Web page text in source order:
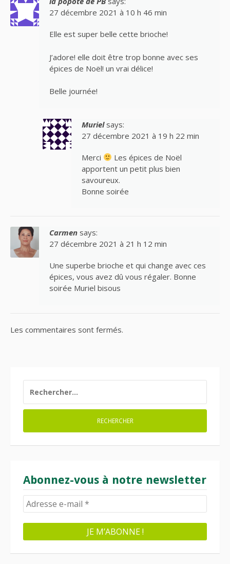
27 décembre 2021 à 10 h 46 min
Elle est super belle cette brioche!
J’adore! elle doit être trop bonne avec ses
épices de Noël! un vrai délice!
Belle journée!
Muriel says:
27 décembre 2021 à 19 h 22 min
Merci
Les épices de Noël
apportent un petit plus bien
savoureux.
Bonne soirée
Carmen says:
27 décembre 2021 à 21 h 12 min
Une superbe brioche et qui change avec ces
épices, vous avez dû vous régaler. Bonne
soirée Muriel bisous
Les commentaires sont fermés.
Abonnez-vous à notre newsletter